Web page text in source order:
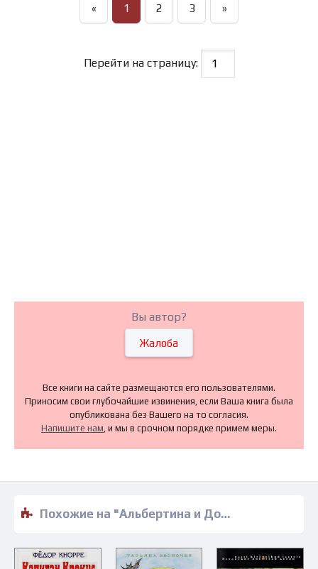
« 1 2 3 »
Перейти на страницу:
Вы автор?
Жалоба
Все книги на сайте размещаются его пользователями.
Приносим свои глубочайшие извинения, если Ваша книга была
опубликована без Вашего на то согласия.
Напишите нам , и мы в срочном порядке примем меры.
Похожие на "Альбертина и Дом тысячи чудес - Ян Штратманн" книги читать бесплатно полные версии